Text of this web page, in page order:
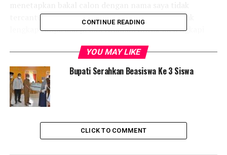
tercantum didalamnya dengan alasan berkas tidak
lengkap tanpa ada pemberitahuan untuk melengkapi
Dirinya juga berharap kepada panitia pelaksana untuk
transparansi data soal bakal calon yang telah terdaftar,
sebab hal ini tidak akan terjadi ketika panitia
memberikan informasi lanjutan. Sementara
melainkan hanya mendapatkan informasi dari
masyarakat.
CONTINUE READING
YOU MAY LIKE
Bupati Serahkan Beasiswa Ke 3 Siswa
CLICK TO COMMENT